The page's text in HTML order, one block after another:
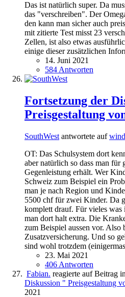
Das ist natürlich super. Da
das "verschreiben". Der
den kann man sicher auch
mit zitierte Test misst 23
Zellen, ist also etwas
einige dieser zusätzlichen
14. Juni 2021
584 Antworten
Fortsetzung der
Preisgestaltung
SouthWest antwortete auf
OT: Das Schulsystem dort
aber natürlich so dass man für
Gegenleistung erhält. Wer
Schweiz zum Beispiel ein
man je nach Region und
5500 chf für zwei Kinder. Da
komplett drauf. Für vieles
man dort halt extra. Die
zum Beispiel aussen vor. Also
Zusatzversicherung. Und so
sind wohl trotzdem
23. Mai 2021
406 Antworten
Fabian. reagierte auf Beitrag
Diskussion " Preisgestaltung
2021